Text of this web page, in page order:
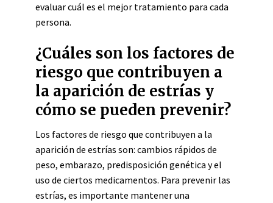
evaluar cuál es el mejor tratamiento para cada
persona.
¿Cuáles son los factores de
riesgo que contribuyen a
la aparición de estrías y
cómo se pueden prevenir?
Los factores de riesgo que contribuyen a la
aparición de estrías son: cambios rápidos de
peso, embarazo, predisposición genética y el
uso de ciertos medicamentos. Para prevenir las
estrías, es importante mantener una